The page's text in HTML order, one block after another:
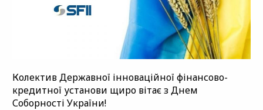
Колектив Державної інноваційної фінансово-
кредитної установи щиро вітає з Днем
Соборності України!